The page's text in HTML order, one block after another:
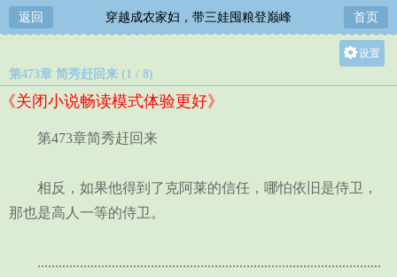
返回 穿越成农家妇，带三娃囤粮登巅峰 首页
设置
第473章 简秀赶回来 (1 / 8)
《关闭小说畅读模式体验更好》
第473章简秀赶回来
相反，如果他得到了克阿莱的信任，哪怕依旧是侍卫，
那也是高人一等的侍卫。
.................................................................................................